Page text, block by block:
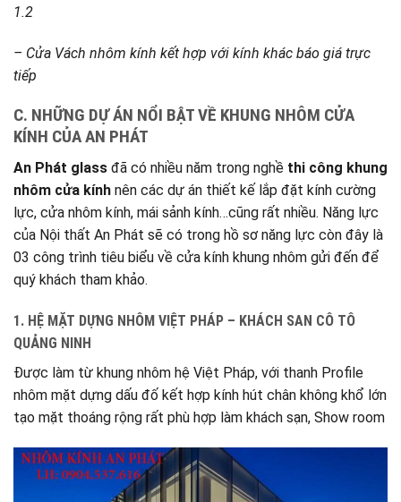
1.2
– Cửa Vách nhôm kính kết hợp với kính khác báo giá trực
tiếp
C. NHỮNG DỰ ÁN NỔI BẬT VỀ KHUNG NHÔM CỬA
KÍNH CỦA AN PHÁT
An Phát glass đã có nhiều năm trong nghề thi công khung
nhôm cửa kính nên các dự án thiết kế lắp đặt kính cường
lực, cửa nhôm kính, mái sảnh kính…cũng rất nhiều. Năng lực
của Nội thất An Phát sẽ có trong hồ sơ năng lực còn đây là
03 công trình tiêu biểu về cửa kính khung nhôm gửi đến để
quý khách tham khảo.
1. HỆ MẶT DỰNG NHÔM VIỆT PHÁP – KHÁCH SAN CÔ TÔ
QUẢNG NINH
Được làm từ khung nhôm hệ Việt Pháp, với thanh Profile
nhôm mặt dựng dấu đố kết hợp kính hút chân không khổ lớn
tạo mặt thoáng rộng rất phù hợp làm khách sạn, Show room